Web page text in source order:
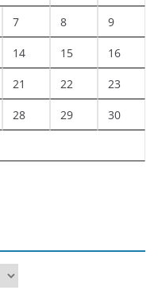
7 8 9
14 15 16
21 22 23
28 29 30